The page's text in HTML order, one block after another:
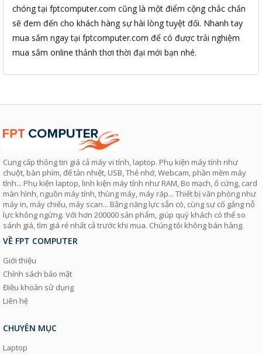
chóng tại fptcomputer.com cũng là một điểm cộng chắc chắn
sẽ đem đến cho khách hàng sự hài lòng tuyệt đối. Nhanh tay
mua sắm ngay tại fptcomputer.com để có được trải nghiệm
mua sắm online thảnh thơi thời đại mới bạn nhé.
Cung cấp thông tin giá cả máy vi tính, laptop. Phụ kiện máy tính như
chuột, bàn phím, đế tản nhiệt, USB, Thẻ nhớ, Webcam, phần mềm máy
tính... Phụ kiện laptop, linh kiện máy tính như RAM, Bo mạch, ổ cứng, card
màn hình, nguồn máy tính, thùng máy, máy ráp... Thiết bị văn phòng như
máy in, máy chiếu, máy scan... Bằng năng lực sẵn có, cùng sự cố gắng nỗ
lực không ngừng. Với hơn 200000 sản phẩm, giúp quý khách có thể so
sánh giá, tìm giá rẻ nhất cả trước khi mua. Chúng tôi không bán hàng.
VỀ FPT COMPUTER
Giới thiệu
Chính sách bảo mật
Điều khoản sử dụng
Liên hệ
CHUYÊN MỤC
Laptop